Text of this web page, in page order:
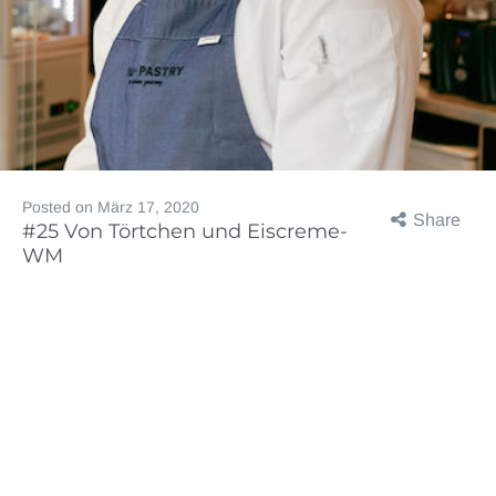
Share
Posted on März 17, 2020
#25 Von Törtchen und Eiscreme-
WM